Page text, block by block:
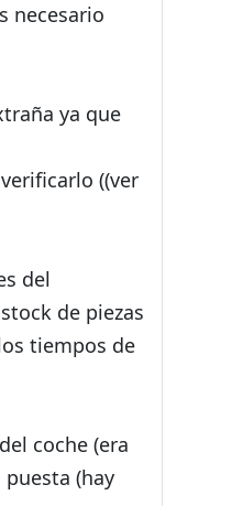
necesario
ya que
((ver
del
de piezas
tiempos de
coche (era
(hay